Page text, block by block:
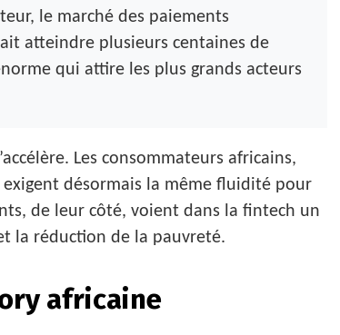
le marché des paiements
atteindre plusieurs centaines de
qui attire les plus grands acteurs
Les consommateurs africains,
désormais la même fluidité pour
de leur côté, voient dans la fintech un
la réduction de la pauvreté.
africaine